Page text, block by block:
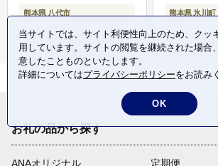
熊本県 八代市 熊本県 氷川町
お礼の品から探す
ANAオリジナル
定期便
当サイトでは、サイト利便性向上のため、クッ
用しています。サイトの閲覧を継続された場合
意したことものといたします。
詳細についてはプライバシーポリシーをお読み
OK